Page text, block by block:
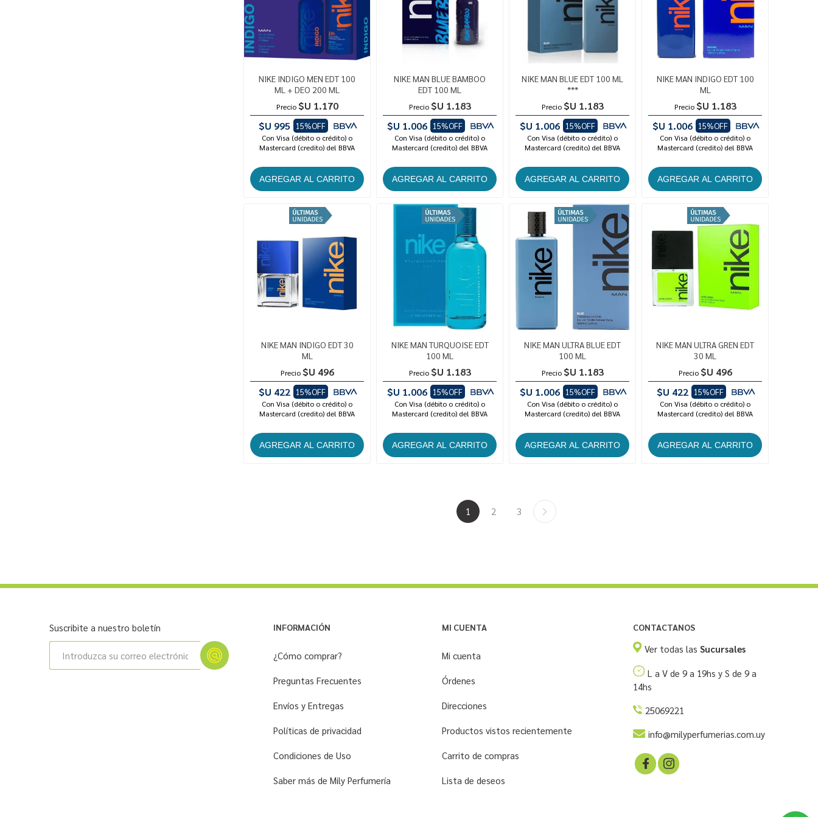
NIKE INDIGO MEN EDT 100
ML + DEO 200 ML
Precio $U 1.170
$U 995
15%OFF
Con Visa (débito o crédito) o
Mastercard (credito) del BBVA
NIKE MAN BLUE BAMBOO
EDT 100 ML
Precio $U 1.183
$U 1.006
15%OFF
Con Visa (débito o crédito) o
Mastercard (credito) del BBVA
NIKE MAN BLUE EDT 100 ML
***
Precio $U 1.183
$U 1.006
15%OFF
Con Visa (débito o crédito) o
Mastercard (credito) del BBVA
NIKE MAN INDIGO EDT 100
ML
Precio $U 1.183
$U 1.006
15%OFF
Con Visa (débito o crédito) o
Mastercard (credito) del BBVA
NIKE MAN INDIGO EDT 30
ML
Precio $U 496
$U 422
15%OFF
Con Visa (débito o crédito) o
Mastercard (credito) del BBVA
NIKE MAN TURQUOISE EDT
100 ML
Precio $U 1.183
$U 1.006
15%OFF
Con Visa (débito o crédito) o
Mastercard (credito) del BBVA
NIKE MAN ULTRA BLUE EDT
100 ML
Precio $U 1.183
$U 1.006
15%OFF
Con Visa (débito o crédito) o
Mastercard (credito) del BBVA
NIKE MAN ULTRA GREN EDT
30 ML
Precio $U 496
$U 422
15%OFF
Con Visa (débito o crédito) o
Mastercard (credito) del BBVA
1 2 3
Suscribite a nuestro boletín INFORMACIÓN
¿Cómo comprar?
Preguntas Frecuentes
Envíos y Entregas
Políticas de privacidad
Condiciones de Uso
Saber más de Mily Perfumería
MI CUENTA
Mi cuenta
Órdenes
Direcciones
Productos vistos recientemente
Carrito de compras
Lista de deseos
CONTACTANOS
Ver todas las Sucursales
L a V de 9 a 19hs y S de 9 a
14hs
25069221
info@milyperfumerias.com.uy